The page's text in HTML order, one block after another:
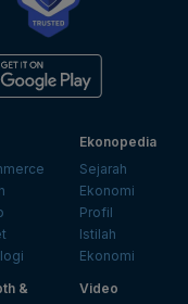
Ekonopedia
Sejarah
Ekonomi
Profil
Istilah
Ekonomi
&
Video